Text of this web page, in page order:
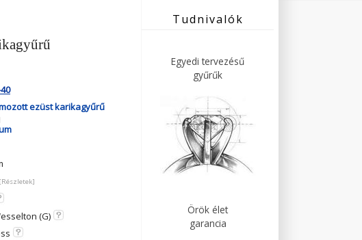
ezüst karikagyűrű
[Részletek]
(G)
Tudnivalók
Egyedi tervezésű
gyűrűk
Örök élet
garancia